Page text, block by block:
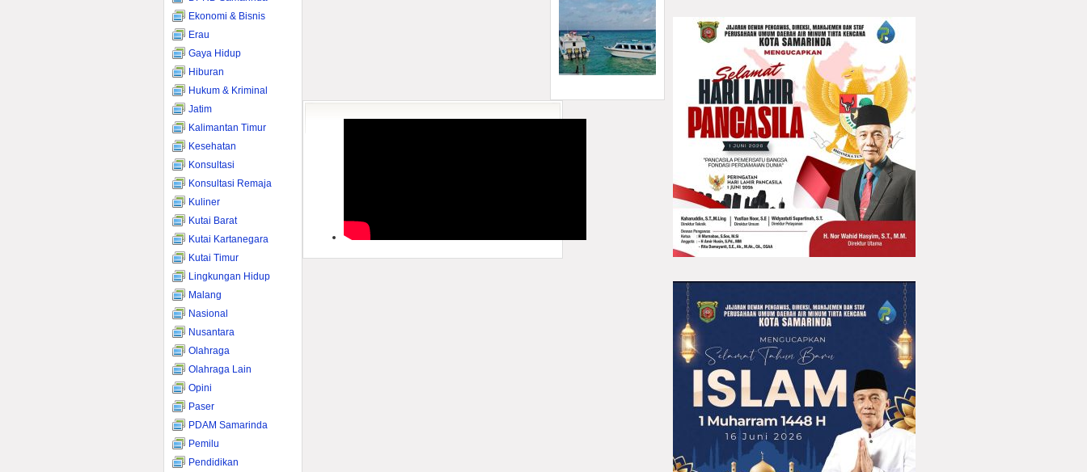
Ekonomi & Bisnis
Erau
Gaya Hidup
Hiburan
Hukum & Kriminal
Jatim
Kalimantan Timur
Kesehatan
Konsultasi
Konsultasi Remaja
Kuliner
Kutai Barat
Kutai Kartanegara
Kutai Timur
Lingkungan Hidup
Malang
Nasional
Nusantara
Olahraga
Olahraga Lain
Opini
Paser
PDAM Samarinda
Pemilu
Pendidikan